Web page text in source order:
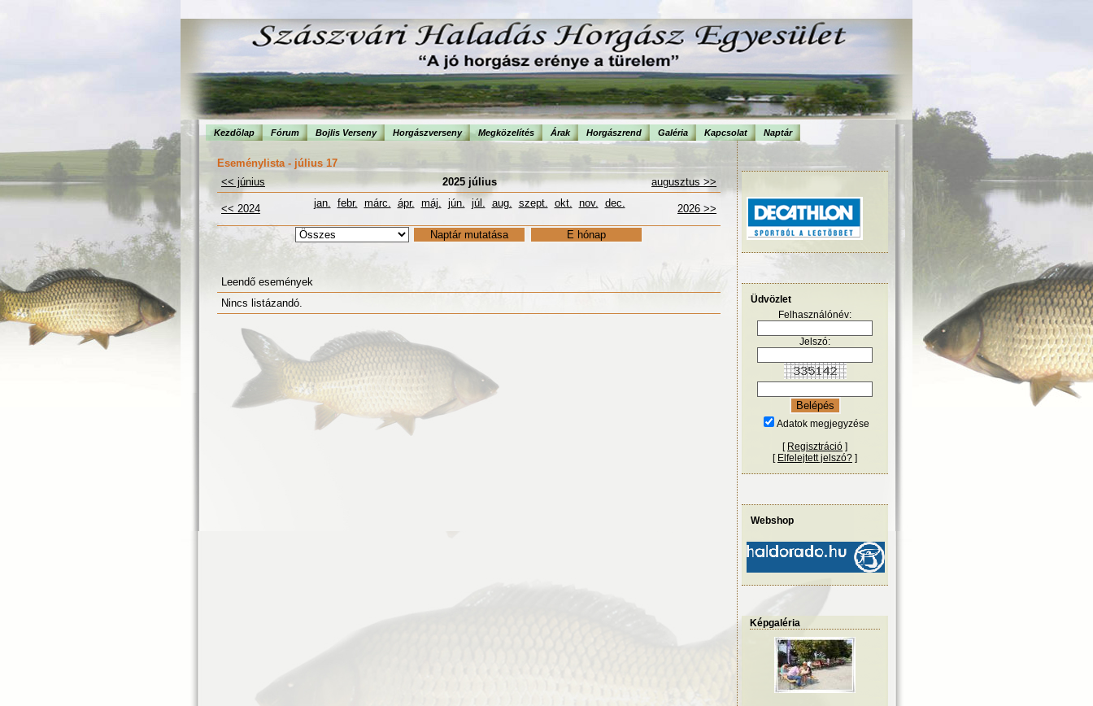
Kezdõlap Fórum Bojlis Verseny Horgászverseny Megközelítés Árak Horgászrend Galéria Kapcsolat Naptár
Eseménylista - július 17
<< június
2025 július augusztus >>
<< 2024 jan. febr. márc. ápr. máj. jún. júl. aug. szept. okt. nov. dec. 2026 >>
Leendő események
Nincs listázandó.
Üdvözlet
Felhasználónév:
Jelszó:
Adatok megjegyzése
[ Regisztráció ]
[ Elfelejtett jelszó? ]
Webshop
Képgaléria